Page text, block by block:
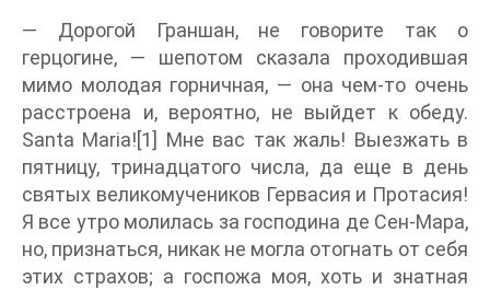
— Дорогой Граншан, не говорите так о
герцогине, — шепотом сказала проходившая
мимо молодая горничная, — она чем-то очень
расстроена и, вероятно, не выйдет к обеду.
Santa Maria![1] Мне вас так жаль! Выезжать в
пятницу, тринадцатого числа, да еще в день
святых великомучеников Гервасия и Протасия!
Я все утро молилась за господина де Сен-Мара,
но, признаться, никак не могла отогнать от себя
этих страхов; а госпожа моя, хоть и знатная